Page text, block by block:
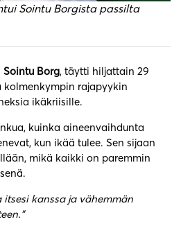
Sointu Borgista passilta
Sointu Borg, täytti hiljattain 29
kolmenkympin rajapyykin
ikäkriisille.
kuinka aineenvaihdunta
kun ikää tulee. Sen sijaan
mikä kaikki on paremmin
itsesi kanssa ja vähemmän